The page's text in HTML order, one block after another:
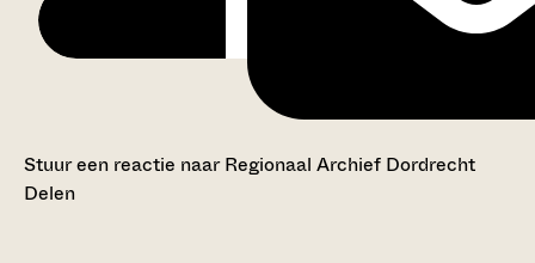
Stuur een reactie naar Regionaal Archief Dordrecht
Delen